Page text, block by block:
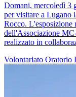
Domani, mercoledì 3
per visitare a Lugano
Rocco. L'esposizione
dell'Associazione
realizzato in
Volontariato Oratorio